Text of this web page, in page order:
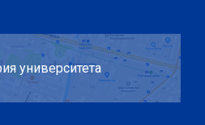
университета